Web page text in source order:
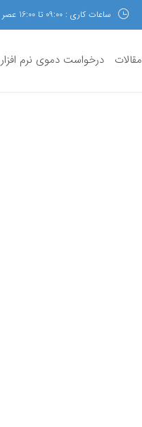
ساعات کاری : 09:00 تا 16:00 عصر
مقالات درخواست دموی نرم افزار